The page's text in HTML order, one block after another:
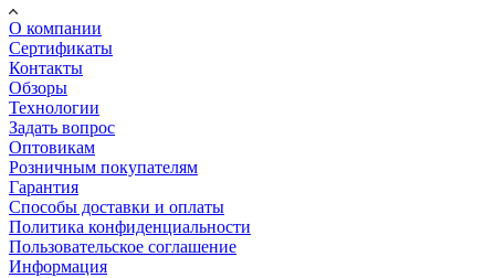
О компании
Сертификаты
Контакты
Обзоры
Технологии
Задать вопрос
Оптовикам
Розничным покупателям
Гарантия
Способы доставки и оплаты
Политика конфиденциальности
Пользовательское соглашение
Информация